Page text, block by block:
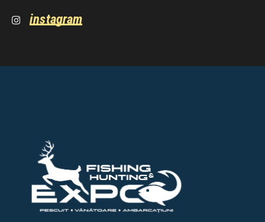
instagram